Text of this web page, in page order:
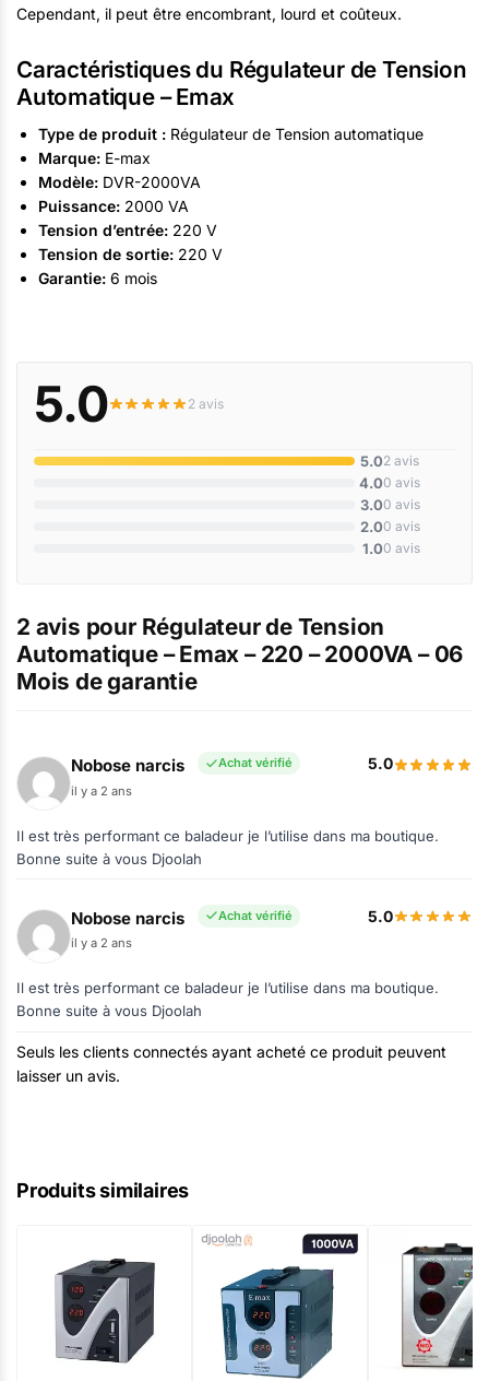
Cependant, il peut être encombrant, lourd et coûteux.
Caractéristiques du Régulateur de Tension
Automatique – Emax
Type de produit : Régulateur de Tension automatique
Marque: E-max
Modèle: DVR-2000VA
Puissance: 2000 VA
Tension d’entrée: 220 V
Tension de sortie: 220 V
Garantie: 6 mois
5.0 2 avis
5.02 avis
4.00 avis
3.00 avis
2.00 avis
1.00 avis
2 avis pour Régulateur de Tension
Automatique – Emax – 220 – 2000VA – 06
Mois de garantie
Nobose narcis
Achat vérifié
il y a 2 ans
5.0
Il est très performant ce baladeur je l’utilise dans ma boutique.
Bonne suite à vous Djoolah
Nobose narcis
Achat vérifié
il y a 2 ans
5.0
Il est très performant ce baladeur je l’utilise dans ma boutique.
Bonne suite à vous Djoolah
Seuls les clients connectés ayant acheté ce produit peuvent
laisser un avis.
Produits similaires